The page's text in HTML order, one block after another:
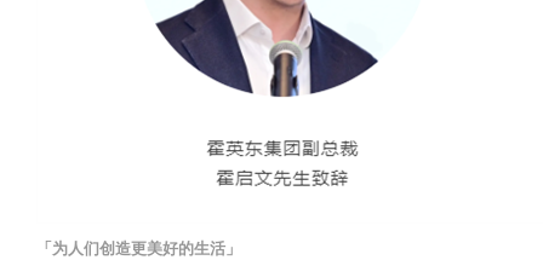
「为人们创造更美好的生活」